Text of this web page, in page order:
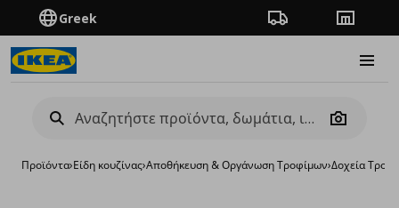
Greek Πορεία παραγγελίας
Camera
Προϊόντα›Είδη κουζίνας›Αποθήκευση & Οργάνωση Τροφίμων›Δοχεία